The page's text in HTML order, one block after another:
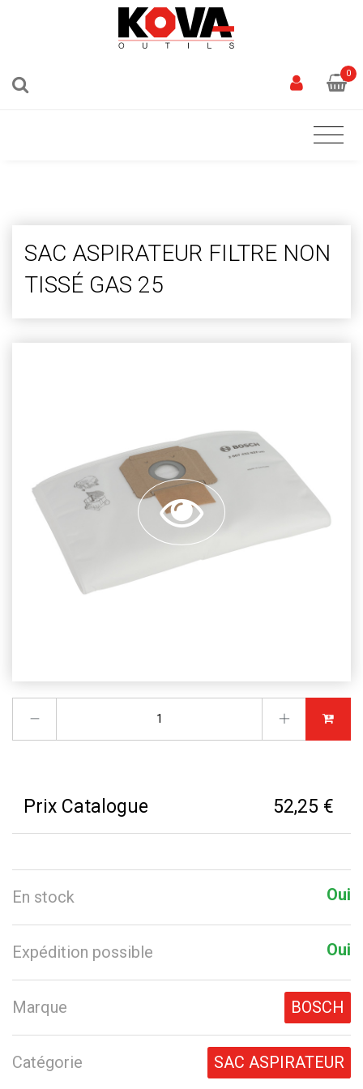
0
SAC ASPIRATEUR FILTRE NON
TISSÉ GAS 25
Prix Catalogue 52,25 €
En stock Oui
Expédition possible Oui
Marque BOSCH
Catégorie SAC ASPIRATEUR